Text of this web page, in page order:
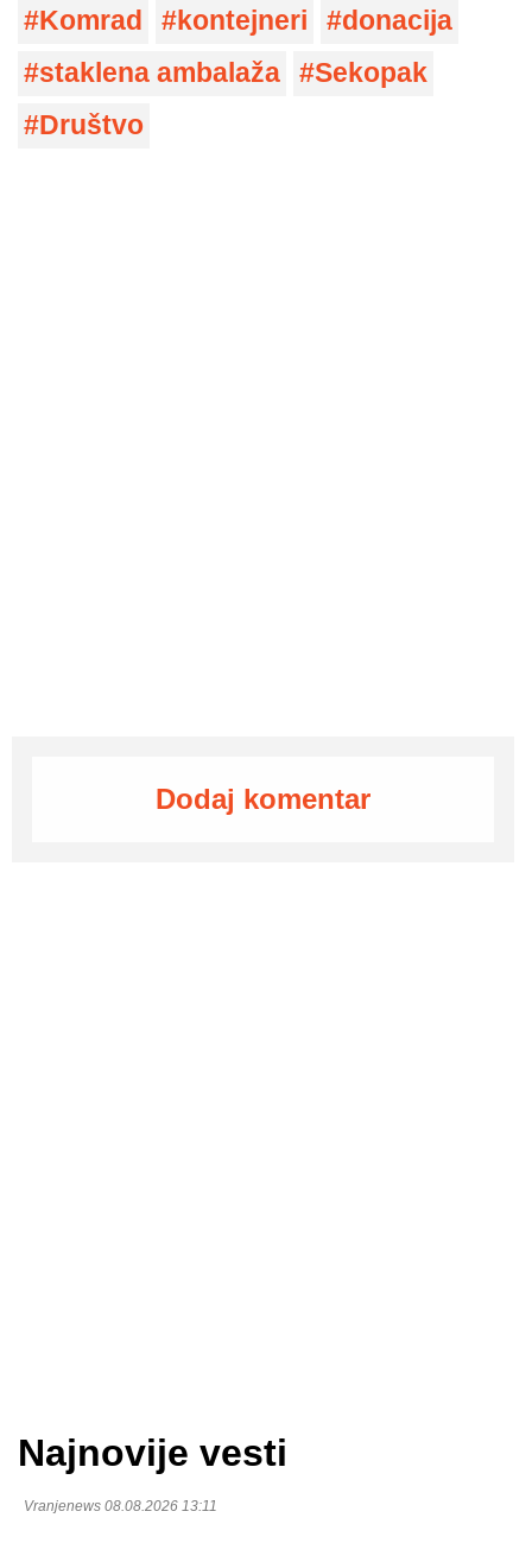
Komrad kontejneri
donacija
staklena ambalaža
Sekopak
Društvo
Dodaj komentar
Najnovije vesti
Vranjenews 08.08.2026 13:11